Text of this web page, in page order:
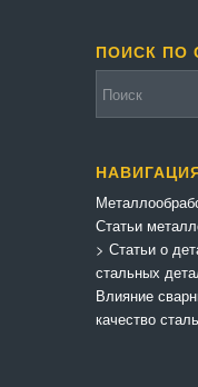
ПОИСК ПО
Статьи
> Статьи о
стальных
Влияние
качество